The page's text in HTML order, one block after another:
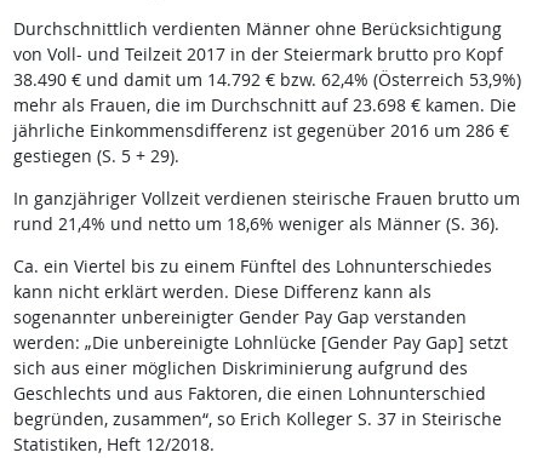
Durchschnittlich verdienten Männer ohne Berücksichtigung
von Voll- und Teilzeit 2017 in der Steiermark brutto pro Kopf
38.490 € und damit um 14.792 € bzw. 62,4% (Österreich 53,9%)
mehr als Frauen, die im Durchschnitt auf 23.698 € kamen. Die
jährliche Einkommensdifferenz ist gegenüber 2016 um 286 €
gestiegen (S. 5 + 29).
In ganzjähriger Vollzeit verdienen steirische Frauen brutto um
rund 21,4% und netto um 18,6% weniger als Männer (S. 36).
Ca. ein Viertel bis zu einem Fünftel des Lohnunterschiedes
kann nicht erklärt werden. Diese Differenz kann als
sogenannter unbereinigter Gender Pay Gap verstanden
werden: „Die unbereinigte Lohnlücke [Gender Pay Gap] setzt
sich aus einer möglichen Diskriminierung aufgrund des
Geschlechts und aus Faktoren, die einen Lohnunterschied
begründen, zusammen“, so Erich Kolleger S. 37 in Steirische
Statistiken, Heft 12/2018.